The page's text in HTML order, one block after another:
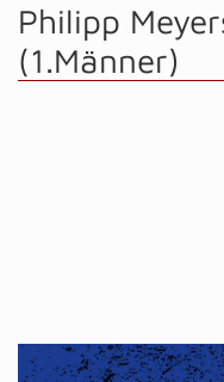
Philipp
(1.Männer)